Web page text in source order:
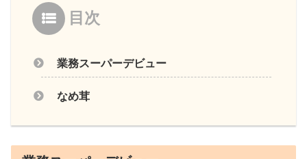
目次
業務スーパーデビュー
なめ茸